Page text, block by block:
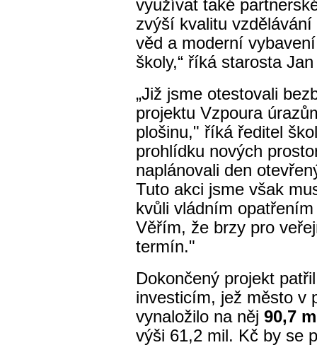
využívat také
zvýší kvalitu
věd a moderní
školy,“ říká starosta
„Již jsme otestovali
projektu Vzpoura
plošinu," říká ředitel
prohlídku nových
naplánovali den
Tuto akci jsme však
kvůli vládním
Věřím, že brzy pro
termín."
Dokončený projekt
investicím, jež město v
vynaložilo na něj 90,7
výši 61,2 mil. Kč by se